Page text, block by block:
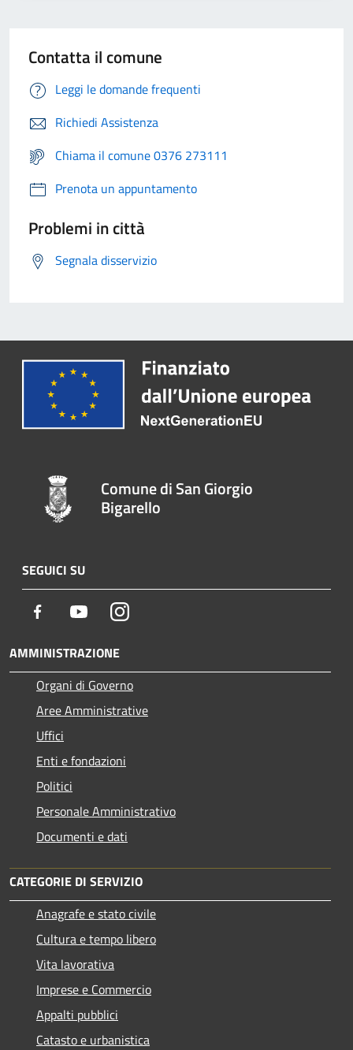
Contatta il comune
Leggi le domande frequenti
Richiedi Assistenza
Chiama il comune 0376 273111
Prenota un appuntamento
Problemi in città
Segnala disservizio
Comune di San Giorgio
Bigarello
SEGUICI SU
Facebook YoutubeInstagram
AMMINISTRAZIONE
Organi di Governo
Aree Amministrative
Uffici
Enti e fondazioni
Politici
Personale Amministrativo
Documenti e dati
CATEGORIE DI SERVIZIO
Anagrafe e stato civile
Cultura e tempo libero
Vita lavorativa
Imprese e Commercio
Appalti pubblici
Catasto e urbanistica